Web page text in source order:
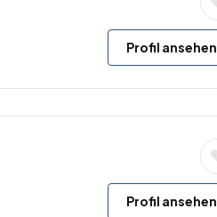
Profil ansehen
Profil ansehen